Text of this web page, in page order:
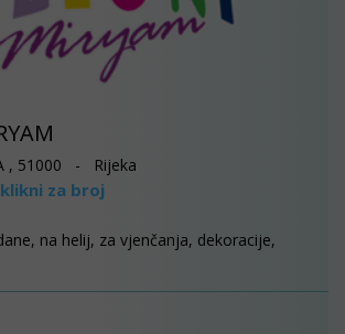
, 51000 - Rijeka
klikni za broj
na helij, za vjenčanja, dekoracije,